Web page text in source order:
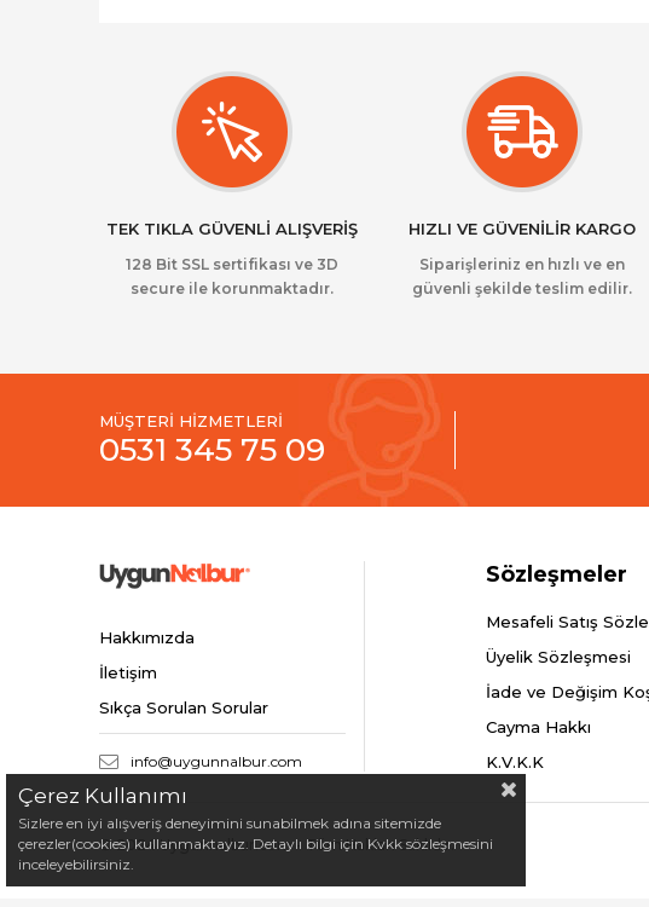
TEK TIKLA GÜVENLİ ALIŞVERİŞ
128 Bit SSL sertifikası ve 3D
secure ile korunmaktadır.
HIZLI VE GÜVENİLİR KARGO
Siparişleriniz en hızlı ve en
güvenli şekilde teslim edilir.
MÜŞTERİ HİZMETLERİ
0531 345 75 09
Hakkımızda
İletişim
Sıkça Sorulan Sorular
info@uygunnalbur.com
Sözleşmeler
Mesafeli Satış
Üyelik Sözleşmesi
İade ve Değişim
Cayma Hakkı
K.V.K.K
© 2024 Uygunnalbur.com - Tüm Hakları Saklıdır.
Çerez Kullanımı
Sizlere en iyi alışveriş deneyimini sunabilmek adına sitemizde
çerezler(cookies) kullanmaktayız. Detaylı bilgi için Kvkk sözleşmesini
inceleyebilirsiniz.